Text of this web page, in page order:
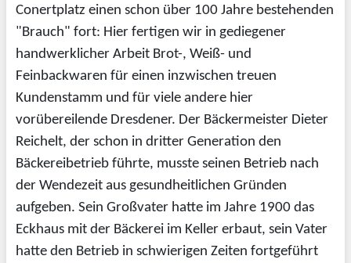
Conertplatz einen schon über 100 Jahre bestehenden
"Brauch" fort: Hier fertigen wir in gediegener
handwerklicher Arbeit Brot-, Weiß- und
Feinbackwaren für einen inzwischen treuen
Kundenstamm und für viele andere hier
vorübereilende Dresdener. Der Bäckermeister Dieter
Reichelt, der schon in dritter Generation den
Bäckereibetrieb führte, musste seinen Betrieb nach
der Wendezeit aus gesundheitlichen Gründen
aufgeben. Sein Großvater hatte im Jahre 1900 das
Eckhaus mit der Bäckerei im Keller erbaut, sein Vater
hatte den Betrieb in schwierigen Zeiten fortgeführt